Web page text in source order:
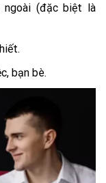
ngoài (đặc biệt là
bạn bè.